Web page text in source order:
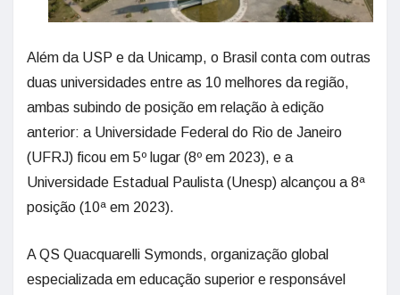
Além da USP e da Unicamp, o Brasil conta com outras
duas universidades entre as 10 melhores da região,
ambas subindo de posição em relação à edição
anterior: a Universidade Federal do Rio de Janeiro
(UFRJ) ficou em 5º lugar (8º em 2023), e a
Universidade Estadual Paulista (Unesp) alcançou a 8ª
posição (10ª em 2023).
A QS Quacquarelli Symonds, organização global
especializada em educação superior e responsável